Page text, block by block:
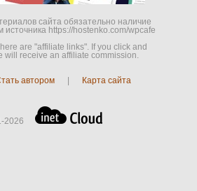
сайта обязательно наличие
источника https://hostenko.com/wpcafe
are "affiliate links". If you click and
will receive an affiliate commission.
автором Карта сайта
2026